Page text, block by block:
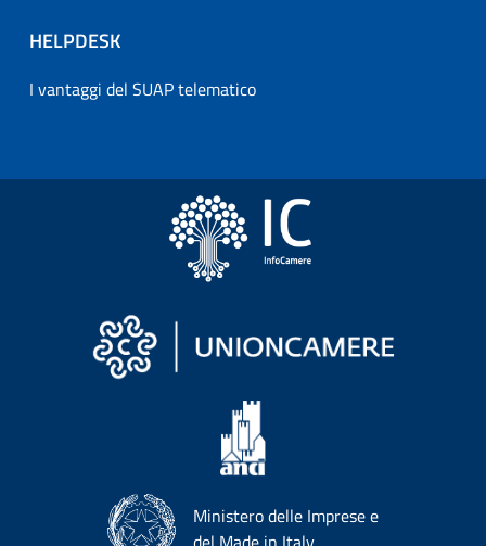
HELPDESK
I vantaggi del SUAP telematico
Ministero delle Imprese e